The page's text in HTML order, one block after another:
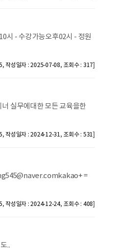
시 - 수강가능오후02시 - 정원
, 작성일자 : 2025-07-08, 조회수 : 317
실무에대한 모든 교육을한
, 작성일자 : 2024-12-31, 조회수 : 531
=
, 작성일자 : 2024-12-24, 조회수 : 408
..